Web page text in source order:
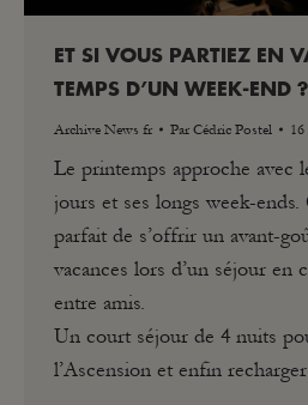
ET SI VOUS PARTIEZ EN
TEMPS D’UN WEEK-END ?
Archive News fr Par Cédric Postel
Le printemps approche avec
jours et ses longs week-ends.
parfait de s’offrir un avant-
vacances lors d’un séjour en
entre amis.
Un court séjour de 4 nuits
l’Ascension et enfin